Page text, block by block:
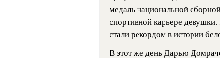
медаль национальной
спортивной карьере
стали рекордом в истории
В этот же день Дарью